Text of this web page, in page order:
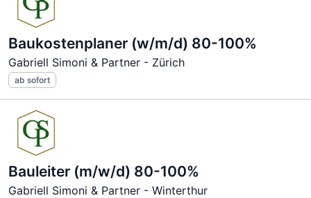
Baukostenplaner (w/m/d) 80-100%
Gabriell Simoni & Partner - Zürich
ab sofort
Bauleiter (m/w/d) 80-100%
Gabriell Simoni & Partner - Winterthur